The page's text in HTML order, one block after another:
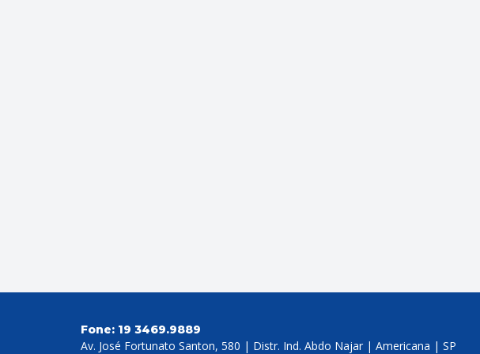
Fone: 19 3469.9889
Av. José Fortunato Santon, 580 | Distr. Ind. Abdo Najar | Americana | SP